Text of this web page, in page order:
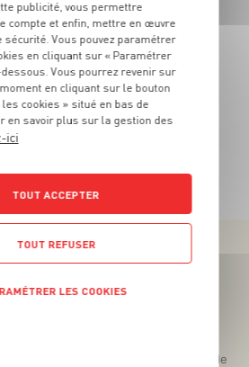
- Soit 25€42 le kg
profiter d’offres exclusives !
jeux inédits... le tout dans une seule
publicité, vous permettre
compte et enfin, mettre en œuvre
sécurité. Vous pouvez paramétrer
en cliquant sur « Paramétrer
Vous pourrez revenir sur
en cliquant sur le bouton
cookies » situé en bas de
en savoir plus sur la gestion des
ici
TOUT ACCEPTER
TOUT REFUSER
LES COOKIES